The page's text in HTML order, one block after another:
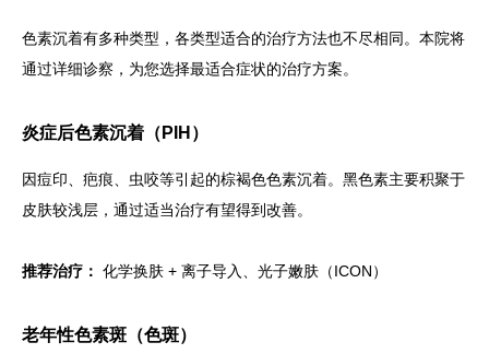
色素沉着有多种类型，各类型适合的治疗方法也不尽相同。本院将
通过详细诊察，为您选择最适合症状的治疗方案。
炎症后色素沉着（PIH）
因痘印、疤痕、虫咬等引起的棕褐色色素沉着。黑色素主要积聚于
皮肤较浅层，通过适当治疗有望得到改善。
推荐治疗： 化学换肤 + 离子导入、光子嫩肤（ICON）
老年性色素斑（色斑）